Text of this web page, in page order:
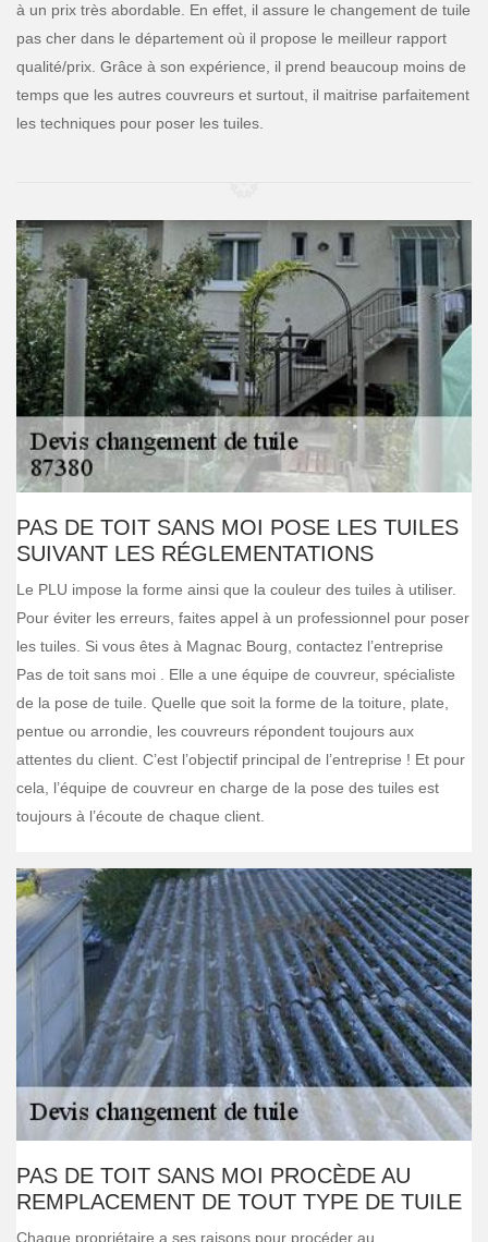
à un prix très abordable. En effet, il assure le changement de tuile
pas cher dans le département où il propose le meilleur rapport
qualité/prix. Grâce à son expérience, il prend beaucoup moins de
temps que les autres couvreurs et surtout, il maitrise parfaitement
les techniques pour poser les tuiles.
PAS DE TOIT SANS MOI POSE LES TUILES
SUIVANT LES RÉGLEMENTATIONS
Le PLU impose la forme ainsi que la couleur des tuiles à utiliser.
Pour éviter les erreurs, faites appel à un professionnel pour poser
les tuiles. Si vous êtes à Magnac Bourg, contactez l’entreprise
Pas de toit sans moi . Elle a une équipe de couvreur, spécialiste
de la pose de tuile. Quelle que soit la forme de la toiture, plate,
pentue ou arrondie, les couvreurs répondent toujours aux
attentes du client. C’est l’objectif principal de l’entreprise ! Et pour
cela, l’équipe de couvreur en charge de la pose des tuiles est
toujours à l’écoute de chaque client.
PAS DE TOIT SANS MOI PROCÈDE AU
REMPLACEMENT DE TOUT TYPE DE TUILE
Chaque propriétaire a ses raisons pour procéder au